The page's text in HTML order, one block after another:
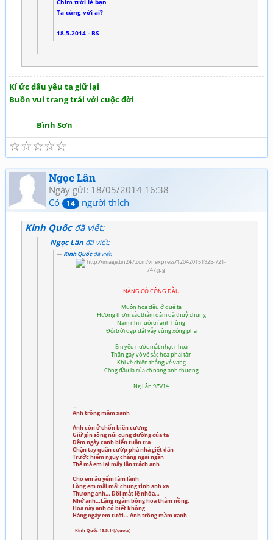
Ta cùng với ai?
18.5.2014 - BS
Kí ức dấu yêu ta giữ lại
Buồn vui trang trải với cuộc đời
Bình Sơn
☆
☆
☆
☆
☆
Ngọc Lân
Ngày gửi: 18/05/2014 16:38
Có
14 người thích
Kinh Quốcđã viết:
Ngọc Lân đã viết:
Kinh Quốcđã viết:
NÀNG CÓ CÔNG ĐẦU
Muôn hoa đều ở quê ta
Hương thơm sắc thắm đậm đà thuỷ chung
Nam nhi nuôi trí anh hùng
Đội trời đạp đất vẫy vùng xông pha
Em yêu nước mắt nhạt nhoà
Thân gày vò võ sắc hoa phai tàn
Khi về chiến thắng vẻ vang
Công đầu là của cô nàng anh thương
Ng.Lân 9/5/14
Anh trồng mầm xanh
Anh còn ở chốn biên cương
Giữ gìn sông núi cung đường của ta
Đêm ngày canh biển tuần tra
Chặn tay quân cướp phá nhà giết dân
Trước hiểm nguy chẳng ngại ngần
Thế mà em lại mấy lần trách anh
Cho em âu yếm làm lành
Lòng em mãi mãi chung tình anh xa
Thương anh… Đôi mắt lệ nhòa…
Nhớ anh…Lặng ngắm bông hoa thắm nồng.
Hoa này anh có biết không
Hàng ngày em tưới… Anh trồng mầm xanh
Kinh Quốc 15.5.14[/quote]